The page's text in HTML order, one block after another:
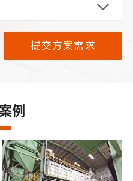
提交方案需求
例